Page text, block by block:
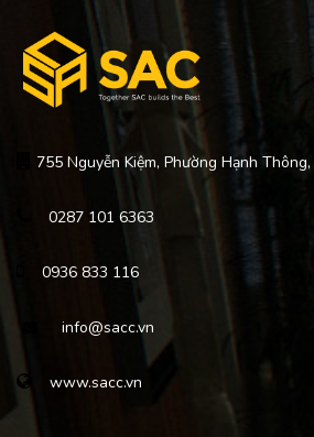
755 Nguyễn Kiệm, Phường Hạnh Thông,
0287 101 6363
0936 833 116
info@sacc.vn
www.sacc.vn